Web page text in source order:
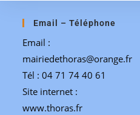
Email – Téléphone
Email :
mairiedethoras@orange.fr
Tél : 04 71 74 40 61
Site internet :
www.thoras.fr